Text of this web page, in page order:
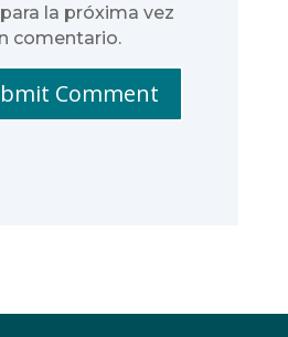
la próxima vez
comentario.
Comment